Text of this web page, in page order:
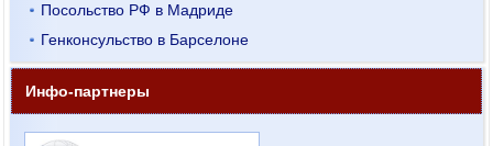
Посольство РФ в Мадриде
Генконсульство в Барселоне
Инфо-партнеры